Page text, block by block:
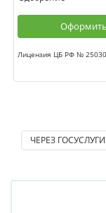
Оформить
Лицензия ЦБ РФ №
ЧЕРЕЗ ГОСУСЛУГИ